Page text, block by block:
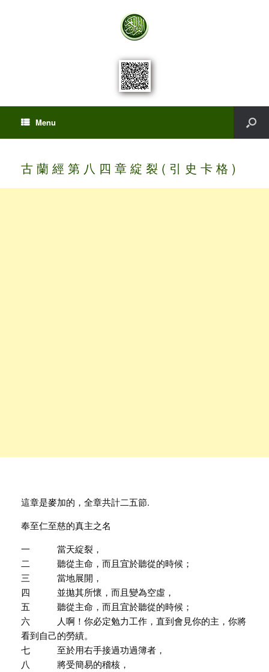
Menu
古 蘭 經 第 八 四 章 綻 裂 ( 引 史 卡 格 )
這章是麥加的，全章共計二五節.
奉至仁至慈的真主之名
一 當天綻裂，
二 聽從主命，而且宜於聽從的時候；
三 當地展開，
四 並拋其所懷，而且變為空虛，
五 聽從主命，而且宜於聽從的時候；
六 人啊！你必定勉力工作，直到會見你的主，你將
看到自己的勞績。
七 至於用右手接過功過簿者，
八 將受簡易的稽核，